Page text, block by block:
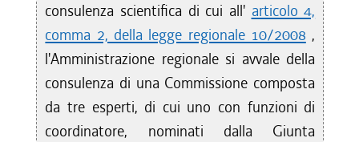
consulenza scientifica di cui all' articolo 4,
comma 2, della legge regionale 10/2008 ,
l'Amministrazione regionale si avvale della
consulenza di una Commissione composta
da tre esperti, di cui uno con funzioni di
coordinatore, nominati dalla Giunta